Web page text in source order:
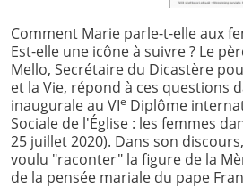
Comment Marie parle-t-elle aux
Est-elle une icône à suivre ? Le
Mello, Secrétaire du Dicastère
et la Vie, répond à ces questions
inaugurale au VIe Diplôme
Sociale de l'Église : les femmes
25 juillet 2020). Dans son
voulu "raconter" la figure de la
de la pensée mariale du pape